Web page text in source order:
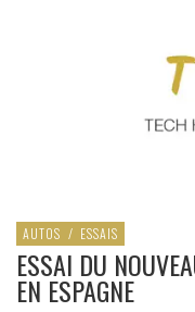
AUTOS / ESSAIS
ESSAI DU
EN ESPAGNE